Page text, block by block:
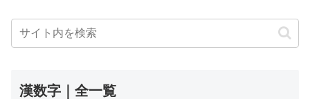
漢数字｜全一覧